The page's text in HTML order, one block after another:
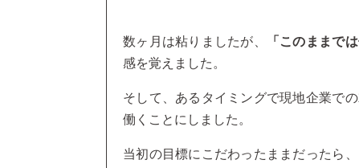
数ヶ月は粘りましたが、 「このままで
感を覚えました。
そして、あるタイミングで現地企業で
働くことにしました。
当初の目標にこだわったままだったら